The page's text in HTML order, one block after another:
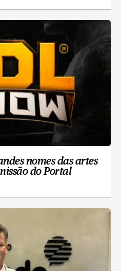
nomes das artes
do Portal